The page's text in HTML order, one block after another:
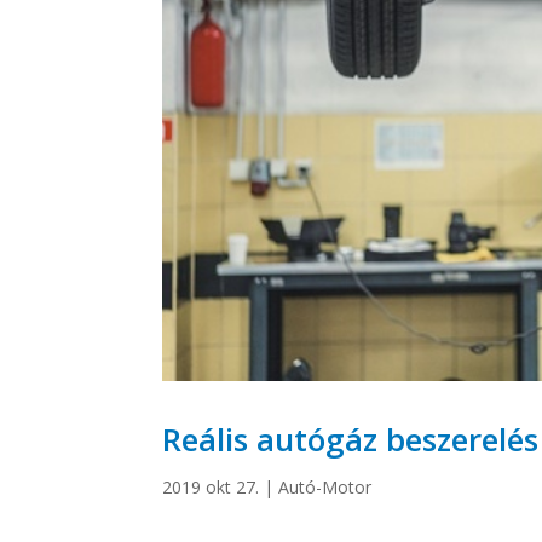
Reális autógáz
2019 okt 27. |Autó-Motor